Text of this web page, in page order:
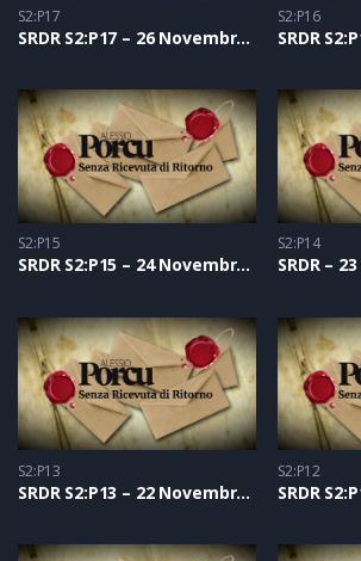
S2:P17
SRDR S2:P17 – 26 Novembre 2021
S2:P16
S2:P15
SRDR S2:P15 – 24 Novembre 2021
S2:P14
SRDR –
S2:P13
SRDR S2:P13 – 22 Novembre 2021
S2:P12